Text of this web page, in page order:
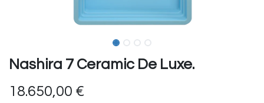
Nashira 7 Ceramic De Luxe.
18.650,00 €